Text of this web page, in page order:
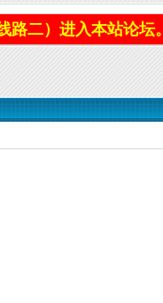
路二）进入本站论坛。